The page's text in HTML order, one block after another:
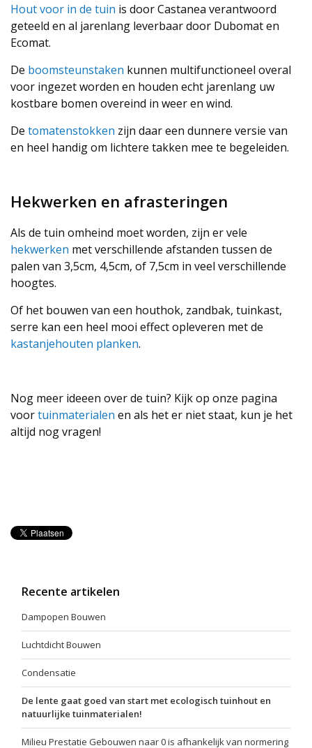
Hout voor in de tuin is door Castanea verantwoord
geteeld en al jarenlang leverbaar door Dubomat en
Ecomat.
De boomsteunstaken kunnen multifunctioneel overal
voor ingezet worden en houden echt jarenlang uw
kostbare bomen overeind in weer en wind.
De tomatenstokken zijn daar een dunnere versie van
en heel handig om lichtere takken mee te begeleiden.
Hekwerken en afrasteringen
Als de tuin omheind moet worden, zijn er vele
hekwerken met verschillende afstanden tussen de
palen van 3,5cm, 4,5cm, of 7,5cm in veel verschillende
hoogtes.
Of het bouwen van een houthok, zandbak, tuinkast,
serre kan een heel mooi effect opleveren met de
kastanjehouten planken.
Nog meer ideeen over de tuin? Kijk op onze pagina
voortuinmaterialen en als het er niet staat, kun je het
altijd nog vragen!
Recente artikelen
Dampopen Bouwen
Luchtdicht Bouwen
Condensatie
De lente gaat goed van start met ecologisch tuinhout en
natuurlijke tuinmaterialen!
Milieu Prestatie Gebouwen naar 0 is afhankelijk van normering